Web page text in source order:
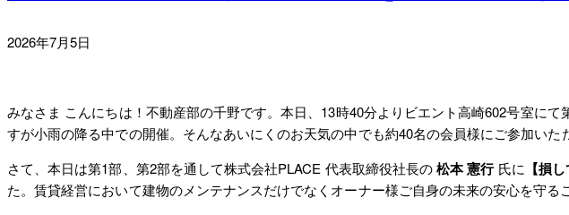
2026年7月5日
月
5
みなさま こんにちは！不動産部の千野です。本日、13時40分よりビエント高崎602号室に
すが小雨の降る中での開催。そんなあいにくのお天気の中でも約40名の会員様にご参加い
さて、本日は第1部、第2部を通して株式会社PLACE 代表取締役社長の松本 憲行氏に 【損
た。賃貸経営において建物のメンテナンスだけでなくオーナー様ご自身の未来の安心を守る